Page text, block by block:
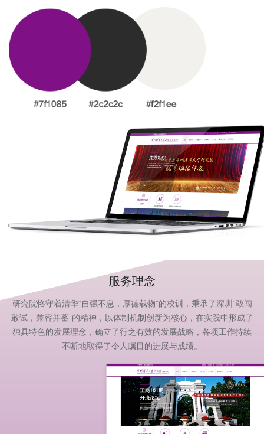
服务理念
研究院恪守着清华“自强不息，厚德载物”的校训，秉承了深圳“敢闯
敢试，兼容并蓄”的精神，以体制机制创新为核心，在实践中形成了
独具特色的发展理念，确立了行之有效的发展战略，各项工作持续
不断地取得了令人瞩目的进展与成绩。